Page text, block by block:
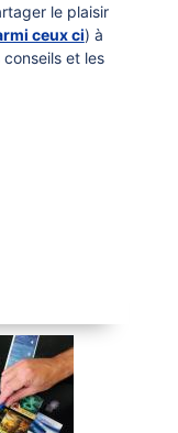
le plaisir
ceux ci) à
et les